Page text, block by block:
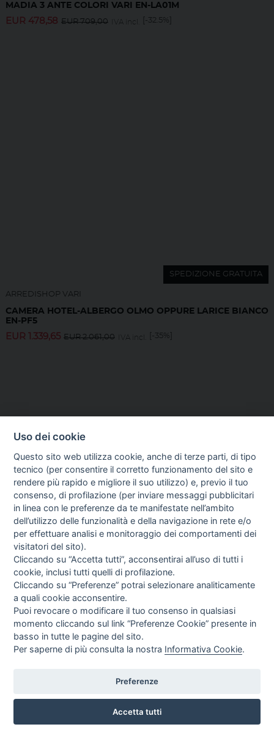
MADIA 3 ANTE COLORI VARI EN-LA01M
EUR 478,58 EUR709,00 IVA incl. [-32.5%]
SPEDIZIONE GRATUITA
ARREDISHOP VARI
CAMERA HOTEL-ALBERGO OLMO OPPURE LARICE BIANCO
EN-PF5
EUR 1.339,65 EUR2.061,00 IVA incl. [-35%]
SPEDIZIONE GRATUITA
ARREDISHOP VARI
CAMERETTA COMPLETA LARICE BIANCO OPPURE OLMO
EN-PF4
EUR1.097,85 EUR1.689,00 IVA incl. [-35%]
Uso dei cookie
Questo sito web utilizza cookie, anche di terze parti, di tipo
tecnico (per consentire il corretto funzionamento del sito e
rendere più rapido e migliore il suo utilizzo) e, previo il tuo
consenso, di profilazione (per inviare messaggi pubblicitari
in linea con le preferenze da te manifestate nell’ambito
dell’utilizzo delle funzionalità e della navigazione in rete e/o
per effettuare analisi e monitoraggio dei comportamenti dei
visitatori del sito).
Cliccando su “Accetta tutti”, acconsentirai all’uso di tutti i
cookie, inclusi tutti quelli di profilazione.
Cliccando su “Preferenze” potrai selezionare analiticamente
a quali cookie acconsentire.
Puoi revocare o modificare il tuo consenso in qualsiasi
momento cliccando sul link “Preferenze Cookie” presente in
basso in tutte le pagine del sito.
Per saperne di più consulta la nostra Informativa Cookie.
Preferenze
Accetta tutti